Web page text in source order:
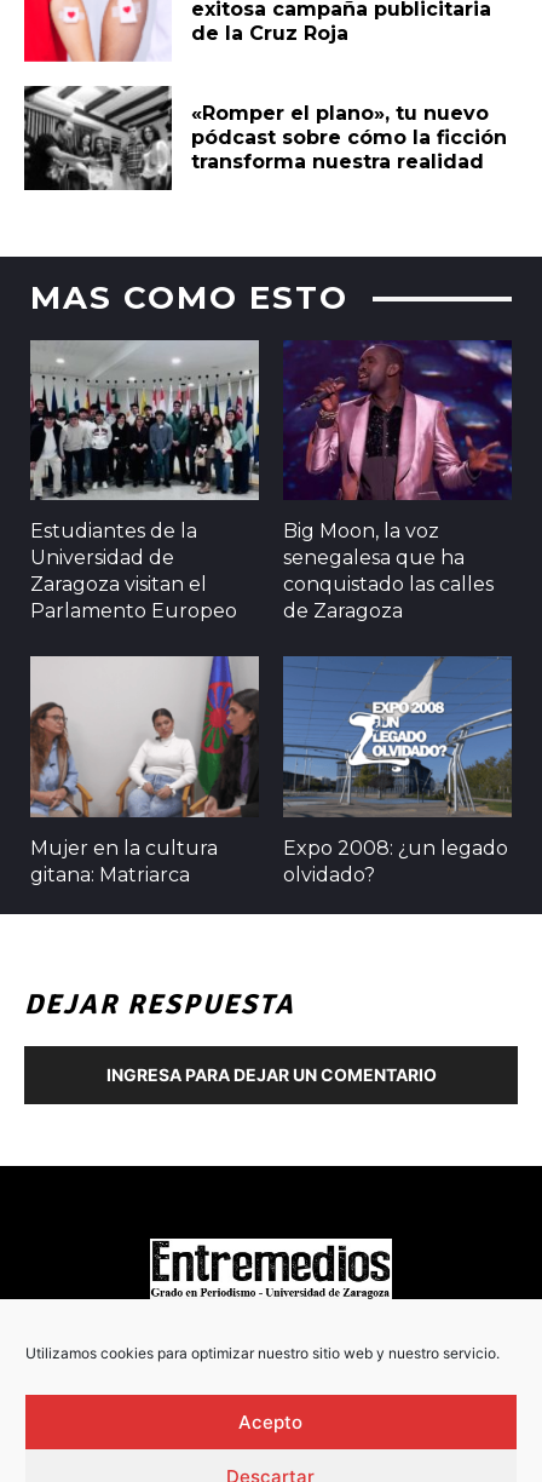
Utilizamos cookies para optimizar nuestro sitio web y nuestro servicio.
Acepto
Descartar
exitosa campaña publicitaria
de la Cruz Roja
«Romper el plano», tu nuevo
pódcast sobre cómo la ficción
transforma nuestra realidad
MAS COMO ESTO
Estudiantes de la
Universidad de
Zaragoza visitan el
Parlamento Europeo
Big Moon, la voz
senegalesa que ha
conquistado las calles
de Zaragoza
Mujer en la cultura
gitana: Matriarca
Expo 2008: ¿un legado
olvidado?
DEJAR RESPUESTA
INGRESA PARA DEJAR UN COMENTARIO